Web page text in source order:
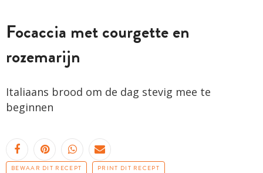
Focaccia met courgette en
rozemarijn
Italiaans brood om de dag stevig mee te
beginnen
BEWAAR DIT RECEPT PRINT DIT RECEPT